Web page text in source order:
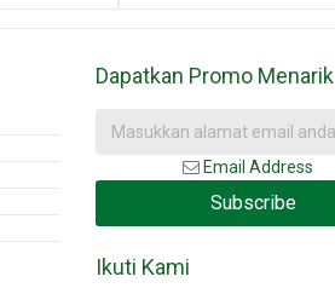
Dapatkan Promo Menarik
Email Address
Subscribe
Ikuti Kami